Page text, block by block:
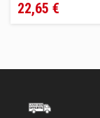
de
22,65 €